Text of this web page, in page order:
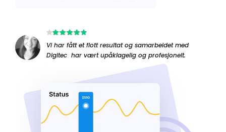
Vi har fått et flott resultat og samarbeidet med
Digitec  har vært upåklagelig og profesjonelt.